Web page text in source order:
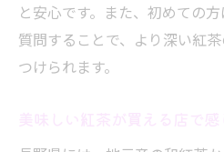
と安心です。また、初めての
質問することで、より深い紅
つけられます。